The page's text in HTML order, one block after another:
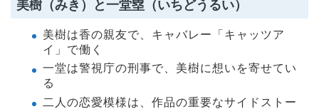
美樹（みき）と一堂塁（いちどうるい）
美樹は香の親友で、キャバレー「キャッツア
イ」で働く
一堂は警視庁の刑事で、美樹に想いを寄せてい
る
二人の恋愛模様は、作品の重要なサイドストー